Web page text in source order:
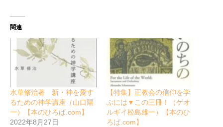
関連
水草修治著 新・神を愛す
るための神学講座（山口陽
一）【本のひろば.com】
2022年8月27日
【特集】正教会の信仰を学
ぶには▼この三冊！（ゲオ
ルギイ松島雄一）【本のひ
ろば.com】